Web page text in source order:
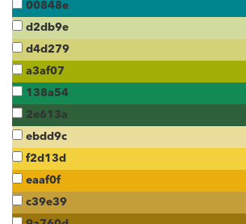
00848e
d2db9e
d4d279
a3af07
138a54
2e613a
ebdd9c
f2d13d
eaaf0f
c39e39